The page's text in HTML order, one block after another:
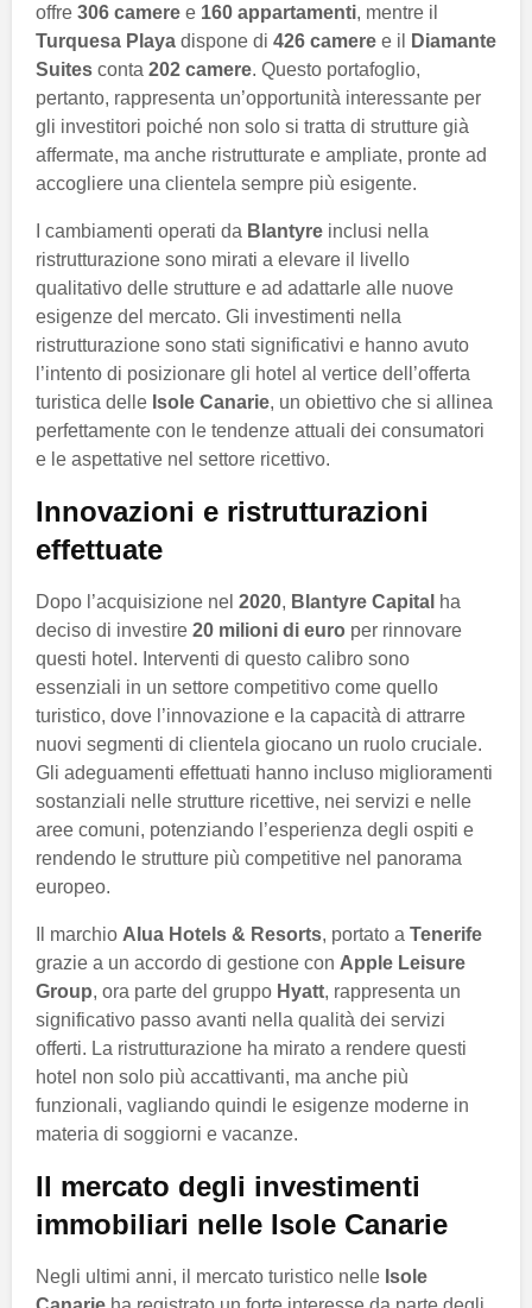
offre 306 camere e 160 appartamenti, mentre il
Turquesa Playa dispone di 426 camere e il
Diamante
Suites conta 202 camere. Questo portafoglio,
pertanto, rappresenta un’opportunità interessante per
gli investitori poiché non solo si tratta di strutture già
affermate, ma anche ristrutturate e ampliate, pronte ad
accogliere una clientela sempre più esigente.
I cambiamenti operati da Blantyre inclusi nella
ristrutturazione sono mirati a elevare il livello
qualitativo delle strutture e ad adattarle alle nuove
esigenze del mercato. Gli investimenti nella
ristrutturazione sono stati significativi e hanno avuto
l’intento di posizionare gli hotel al vertice dell’offerta
turistica delle Isole Canarie, un obiettivo che si allinea
perfettamente con le tendenze attuali dei consumatori
e le aspettative nel settore ricettivo.
Innovazioni e ristrutturazioni
effettuate
Dopo l’acquisizione nel 2020, Blantyre Capital ha
deciso di investire 20 milioni di euro per rinnovare
questi hotel. Interventi di questo calibro sono
essenziali in un settore competitivo come quello
turistico, dove l’innovazione e la capacità di attrarre
nuovi segmenti di clientela giocano un ruolo cruciale.
Gli adeguamenti effettuati hanno incluso miglioramenti
sostanziali nelle strutture ricettive, nei servizi e nelle
aree comuni, potenziando l’esperienza degli ospiti e
rendendo le strutture più competitive nel panorama
europeo.
Il marchio Alua Hotels & Resorts, portato a Tenerife
grazie a un accordo di gestione con Apple Leisure
Group, ora parte del gruppo Hyatt, rappresenta un
significativo passo avanti nella qualità dei servizi
offerti. La ristrutturazione ha mirato a rendere questi
hotel non solo più accattivanti, ma anche più
funzionali, vagliando quindi le esigenze moderne in
materia di soggiorni e vacanze.
Il mercato degli investimenti
immobiliari nelle Isole Canarie
Negli ultimi anni, il mercato turistico nelle Isole